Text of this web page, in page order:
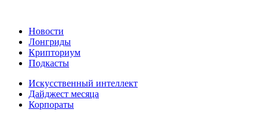
Новости
Лонгриды
Крипториум
Подкасты
Искусственный интеллект
Дайджест месяца
Корпораты